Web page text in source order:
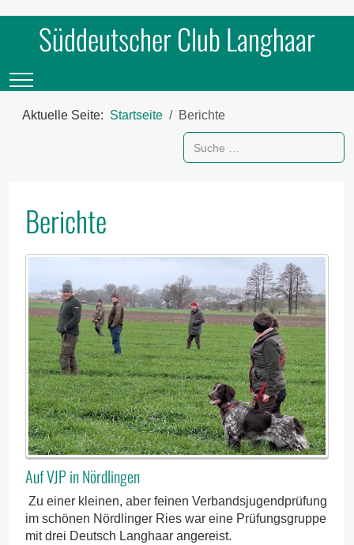
Süddeutscher Club Langhaar
Mobile Menu Toggle
Aktuelle Seite: Startseite
Berichte
Suchen
Berichte
Auf VJP in Nördlingen
Zu einer kleinen, aber feinen Verbandsjugendprüfung
im schönen Nördlinger Ries war eine Prüfungsgruppe
mit drei Deutsch Langhaar angereist.